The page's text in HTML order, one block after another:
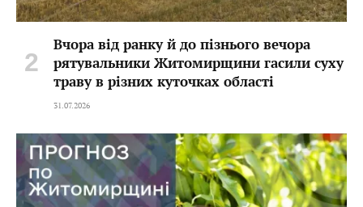
Вчора від ранку й до пізнього вечора
рятувальники Житомирщини гасили суху
траву в різних куточках області
31.07.2026